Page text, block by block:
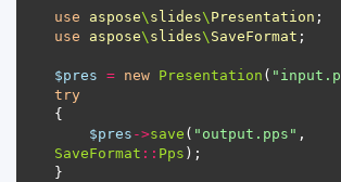
use aspose\ slides\ Presentation
use
aspose\ slides\ SaveFormat
$pres = new Presentation (
try
$pres ->save ( "output.pps"
SaveFormat :: Pps